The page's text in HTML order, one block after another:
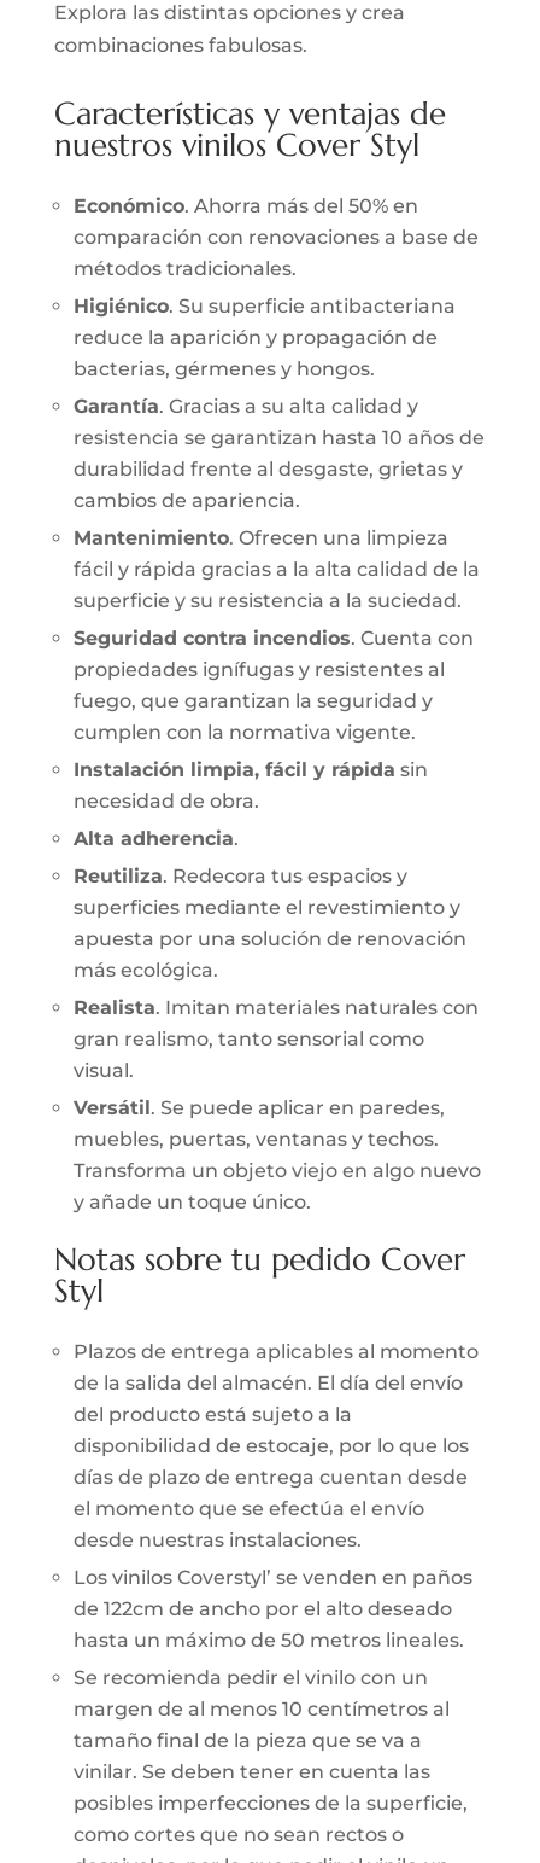
Explora las distintas opciones y crea
combinaciones fabulosas.
Características y ventajas de
nuestros vinilos Cover Styl
Económico. Ahorra más del 50% en
comparación con renovaciones a base de
métodos tradicionales.
Higiénico. Su superficie antibacteriana
reduce la aparición y propagación de
bacterias, gérmenes y hongos.
Garantía. Gracias a su alta calidad y
resistencia se garantizan hasta 10 años de
durabilidad frente al desgaste, grietas y
cambios de apariencia.
Mantenimiento. Ofrecen una limpieza
fácil y rápida gracias a la alta calidad de la
superficie y su resistencia a la suciedad.
Seguridad contra incendios. Cuenta con
propiedades ignífugas y resistentes al
fuego, que garantizan la seguridad y
cumplen con la normativa vigente.
Instalación limpia, fácil y rápida sin
necesidad de obra.
Alta adherencia.
Reutiliza. Redecora tus espacios y
superficies mediante el revestimiento y
apuesta por una solución de renovación
más ecológica.
Realista. Imitan materiales naturales con
gran realismo, tanto sensorial como
visual.
Versátil . Se puede aplicar en paredes,
muebles, puertas, ventanas y techos.
Transforma un objeto viejo en algo nuevo
y añade un toque único.
Notas sobre tu pedido Cover
Styl
Plazos de entrega aplicables al momento
de la salida del almacén. El día del envío
del producto está sujeto a la
disponibilidad de estocaje, por lo que los
días de plazo de entrega cuentan desde
el momento que se efectúa el envío
desde nuestras instalaciones.
Los vinilos Coverstyl’ se venden en paños
de 122cm de ancho por el alto deseado
hasta un máximo de 50 metros lineales.
Se recomienda pedir el vinilo con un
margen de al menos 10 centímetros al
tamaño final de la pieza que se va a
vinilar. Se deben tener en cuenta las
posibles imperfecciones de la superficie,
como cortes que no sean rectos o